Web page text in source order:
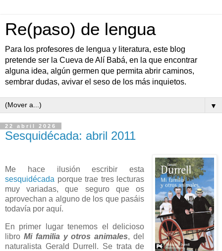
Re(paso) de lengua
Para los profesores de lengua y literatura, este blog
pretende ser la Cueva de Alí Babá, en la que encontrar
alguna idea, algún germen que permita abrir caminos,
sembrar dudas, avivar el seso de los más inquietos.
▼
22 abril 2026
Sesquidécada: abril 2011
Me hace ilusión escribir esta
sesquidécada porque trae tres lecturas
muy variadas, que seguro que os
aprovechan a alguno de los que pasáis
todavía por aquí.
En primer lugar tenemos el delicioso
libro Mi familia y otros animales, del
naturalista Gerald Durrell. Se trata de